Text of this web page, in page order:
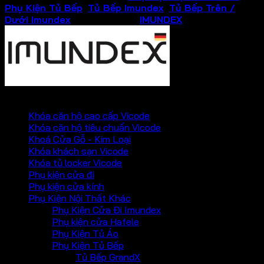
Phụ Kiện Tủ Bếp Tủ Bếp Imundex Tủ Bếp Trên /
Dưới Imundex
IMUNDEX
Khóa căn hộ cao cấp Vicode
Khóa căn hộ tiêu chuẩn Vicode
Khoá Cửa Gỗ - Kim Loại
Khóa khách sạn Vicode
Khóa tủ locker Vicode
Phụ kiện cửa đi
Phụ kiện cửa kính
Phụ Kiện Nội Thất Khác
Phụ Kiện Cửa Đi Imundex
Phụ kiện cửa Hafele
Phụ Kiện Tủ Áo
Phụ Kiện Tủ Bếp
Tủ Bếp GrandX